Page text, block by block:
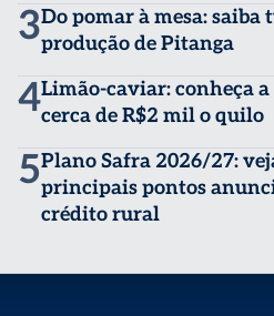
3Do pomar à mesa: saiba
produção de Pitanga
4Limão-caviar: conheça
cerca de R$2 mil o quilo
5Plano Safra 2026/27:
principais pontos
crédito rural